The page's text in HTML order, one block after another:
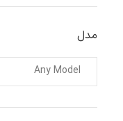
مدل
Any Model